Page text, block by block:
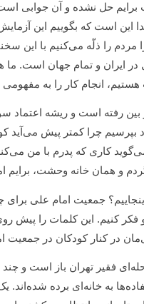
حل نشده و آن جوابی است
این است که بگوییم این
را ذلّه ‌می‌کنیم با این
و تمام جهان است. ما
انجام کار را به مفهومی
بین رفته است و ریشه
بپرسیم چرا کمتر پیش می‌آید
کاری که پدرم با من
و همان خانه وحشت، برایم
جمعیت امام علی
کنیم. این کلمات را پیش
در کنار کودکان در جمعیت
فقیر تهران باز است و
به خانه‌ای برده شده‌اند.